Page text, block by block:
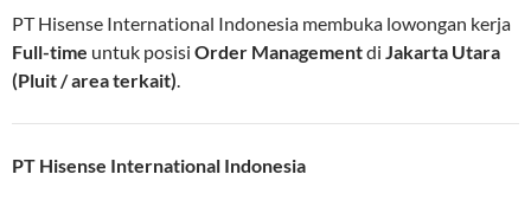
PT Hisense International Indonesia membuka lowongan kerja
Full-time untuk posisi Order Managementdi Jakarta Utara
(Pluit / area terkait).
PT Hisense International Indonesia